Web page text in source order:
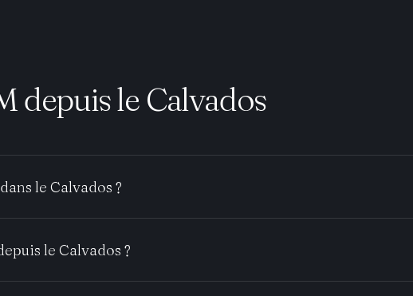
depuis le Calvados
le Calvados ?
le Calvados ?